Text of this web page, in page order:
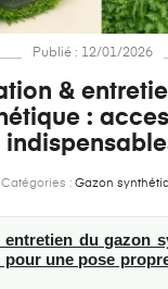
Publié : 12/01/2026
&
:
Catégories : Gazon
entretien du gazon
pour une pose